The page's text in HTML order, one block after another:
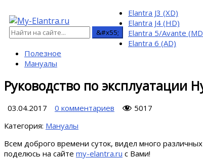
Elantra J3 (XD)
Elantra J4 (HD)
Elantra 5/Avante
Elantra 6 (AD)
Полезное
Мануалы
Руководство по эксплуатации
03.04.2017 0 комментариев
5017
Категория: Мануалы
Всем доброго времени суток, видел много
поделюсь на сайте my-elantra.ru с Вами!